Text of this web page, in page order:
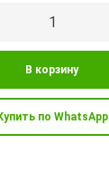
В корзину
по WhatsApp